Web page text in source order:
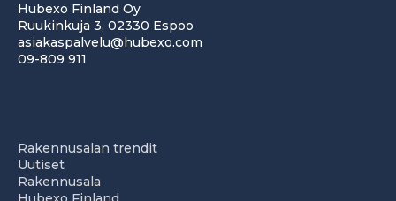
Hubexo Finland Oy
Ruukinkuja 3, 02330 Espoo
asiakaspalvelu@hubexo.com
09-809 911
Rakennusalan trendit
Uutiset
Rakennusala